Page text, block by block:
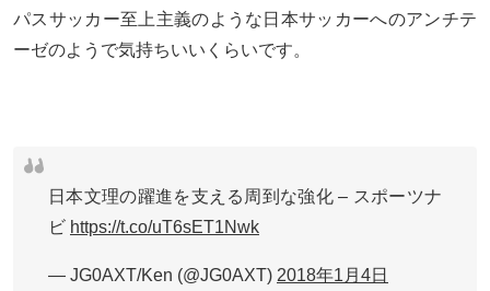
パスサッカー至上主義のような日本サッカーへのアンチテ
ーゼのようで気持ちいいくらいです。
日本文理の躍進を支える周到な強化 – スポーツナ
ビ https://t.co/uT6sET1Nwk
— JG0AXT/Ken (@JG0AXT) 2018年1月4日